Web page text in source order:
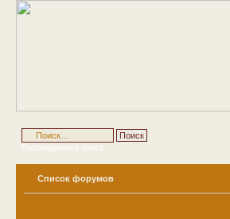
Расширенный поиск
Список форумов